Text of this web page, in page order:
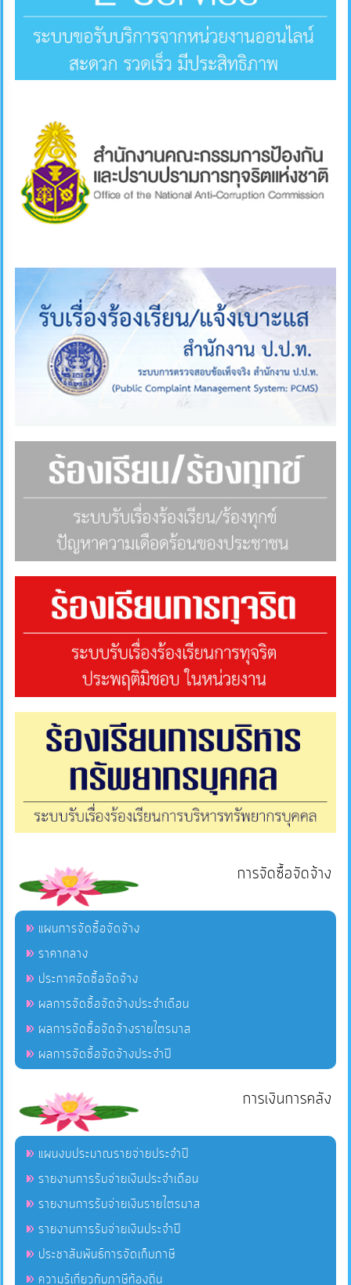
การ
ป้องกัน
การ
ทุจริต
มาตรการ
ป้องกัน
การ
ทุจริต
ITA
Q&A
การจัดซื้อจัดจ้าง
แผนการจัดซื้อจัดจ้าง
ราคากลาง
ประกาศจัดซื้อจัดจ้าง
ผลการจัดซื้อจัดจ้างประจำเดือน
ผลการจัดซื้อจัดจ้างรายไตรมาส
ผลการจัดซื้อจัดจ้างประจำปี
การเงินการคลัง
แผนงบประมาณรายจ่ายประจำปี
รายงานการรับจ่ายเงินประจำเดือน
รายงานการรับจ่ายเงินรายไตรมาส
รายงานการรับจ่ายเงินประจำปี
ประชาสัมพันธ์การจัดเก็บภาษี
ความรู้เกี่ยวกับภาษีท้องถิ่น